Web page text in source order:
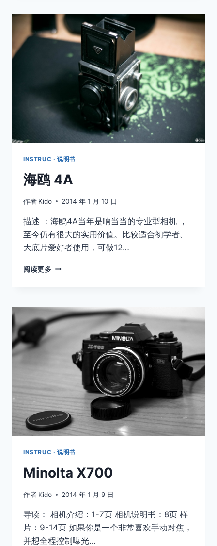
INSTRUC · 说明书
海鸥 4A
作者 Kido 2014 年 1 月 10 日
描述 ：海鸥4A当年是响当当的专业型相机 ，
至今仍有很大的实用价值。比较适合初学者、
大底片爱好者使用，可做12…
阅读更多 海
INSTRUC · 说明书
Minolta X700
作者 Kido 2014 年 1 月 9 日
导读： 相机介绍：1-7页 相机说明书：8页 样
片：9-14页 如果你是一个非常喜欢手动对焦，
并想全程控制曝光…